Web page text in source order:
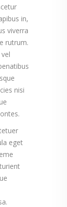
in,
viverra
rutrum.
nisi
eget